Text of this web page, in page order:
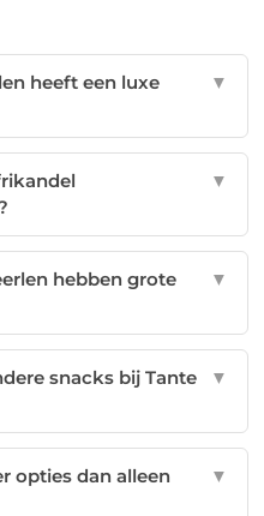
heeft een luxe
▼
▼
hebben grote
▼
snacks bij Tante
▼
opties dan alleen
▼